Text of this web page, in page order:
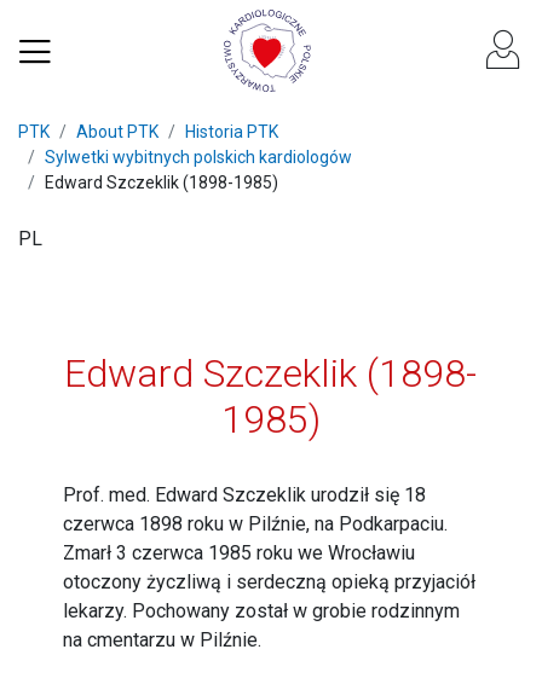
PTK About PTK
Historia PTK
Sylwetki wybitnych polskich kardiologów
Edward Szczeklik (1898-1985)
PL
Edward Szczeklik (1898-
1985)
Prof. med. Edward Szczeklik urodził się 18
czerwca 1898 roku w Pilźnie, na Podkarpaciu.
Zmarł 3 czerwca 1985 roku we Wrocławiu
otoczony życzliwą i serdeczną opieką przyjaciół
lekarzy. Pochowany został w grobie rodzinnym
na cmentarzu w Pilźnie.